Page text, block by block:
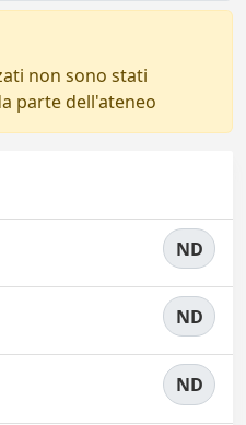
non sono stati
parte dell'ateneo
ND
ND
ND